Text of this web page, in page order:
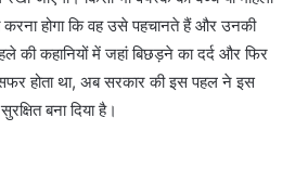
होगा कि वह उसे पहचानते हैं और उनकी
की कहानियों में जहां बिछड़ने का दर्द और फिर
होता था, अब सरकार की इस पहल ने इस
बना दिया है।